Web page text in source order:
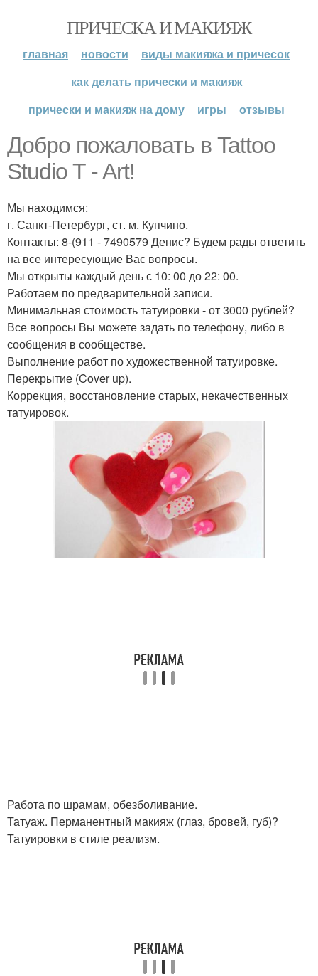
ПРИЧЕСКА И МАКИЯЖ
главная новости
виды макияжа и причесок
как делать прически и макияж
прически и макияж на дому
игры отзывы
Добро пожаловать в Tattoo
Studio T - Art!
Мы находимся:
г. Санкт-Петербург, ст. м. Купчино.
Контакты: 8-(911 - 7490579 Денис? Будем рады ответить
на все интересующие Вас вопросы.
Мы открыты каждый день с 10: 00 до 22: 00.
Работаем по предварительной записи.
Минимальная стоимость татуировки - от 3000 рублей?
Все вопросы Вы можете задать по телефону, либо в
сообщения в сообществе.
Выполнение работ по художественной татуировке.
Перекрытие (Cover up).
Коррекция, восстановление старых, некачественных
татуировок.
Работа по шрамам, обезболивание.
Татуаж. Перманентный макияж (глаз, бровей, губ)?
Татуировки в стиле реализм.